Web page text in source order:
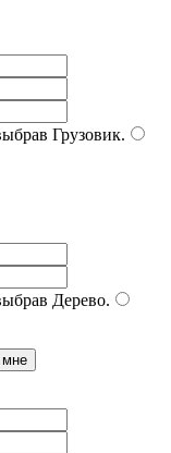
Грузовик.
Дерево.